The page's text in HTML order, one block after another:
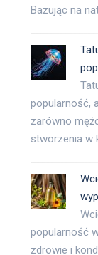
Bazując na
popularność,
zarówno
stworzenia w
popularność
zdrowie i